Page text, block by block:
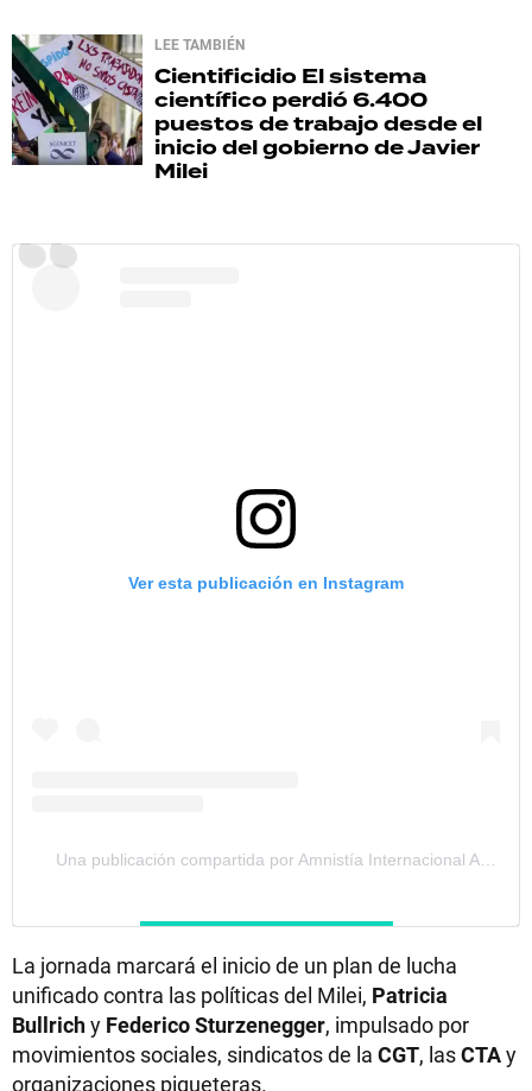
LEE TAMBIÉN
Cientificidio El sistema
científico perdió 6.400
puestos de trabajo desde el
inicio del gobierno de Javier
Milei
Ver esta publicación en Instagram
La jornada marcará el inicio de un plan de lucha
unificado contra las políticas del Milei, Patricia
Bullrichy Federico Sturzenegger, impulsado por
movimientos sociales, sindicatos de la CGT, lasCTAy
organizaciones piqueteras.